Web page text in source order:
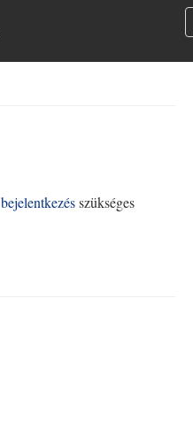
bejelentkezésszükséges